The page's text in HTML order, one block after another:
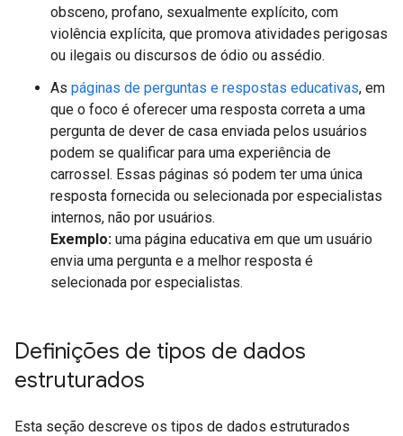
obsceno, profano, sexualmente explícito, com
violência explícita, que promova atividades perigosas
ou ilegais ou discursos de ódio ou assédio.
As páginas de perguntas e respostas educativas, em
que o foco é oferecer uma resposta correta a uma
pergunta de dever de casa enviada pelos usuários
podem se qualificar para uma experiência de
carrossel. Essas páginas só podem ter uma única
resposta fornecida ou selecionada por especialistas
internos, não por usuários.
Exemplo: uma página educativa em que um usuário
envia uma pergunta e a melhor resposta é
selecionada por especialistas.
Definições de tipos de dados
estruturados
Esta seção descreve os tipos de dados estruturados